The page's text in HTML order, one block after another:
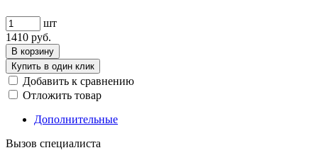
шт
1410 руб.
В корзину
Купить в один клик
Добавить к сравнению
Отложить товар
Дополнительные
Вызов специалиста